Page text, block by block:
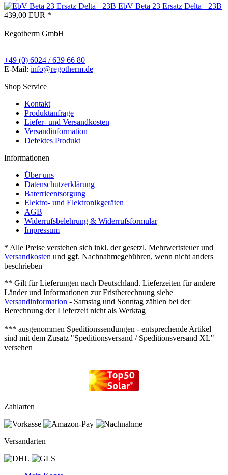
EbV Beta 23 Ersatz Delta+ 23B
439,00 EUR *
Regotherm GmbH
+49 (0) 6024 / 639 66 80
E-Mail: info@regotherm.de
Shop Service
Kontakt
Produktanfrage
Liefer- und Versandkosten
Versandinformation
Defektes Produkt
Informationen
Über uns
Datenschutzerklärung
Baterrieentsorgung
Elektro- und Elektronikgeräten
AGB
Widerrufsbelehrung & Widerrufsformular
Impressum
* Alle Preise verstehen sich inkl. der gesetzl. Mehrwertsteuer und
Versandkosten und ggf. Nachnahmegebühren, wenn nicht anders
beschrieben
** Gilt für Lieferungen nach Deutschland. Lieferzeiten für andere
Länder und Informationen zur Fristberechnung siehe
Versandinformation - Samstag und Sonntag zählen bei der
Berechnung der Lieferzeit nicht als Werktag
*** ausgenommen Speditionssendungen - entsprechende Artikel
sind mit dem Zusatz "Speditionsversand / Speditionsversand XL"
versehen
Zahlarten
Versandarten